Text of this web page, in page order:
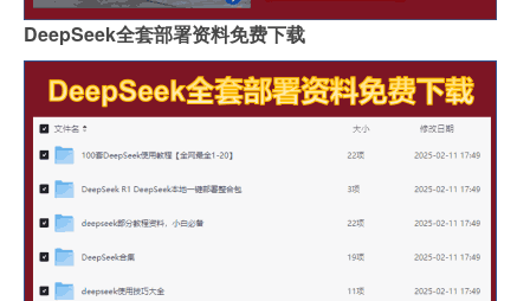
DeepSeek全套部署资料免费下载